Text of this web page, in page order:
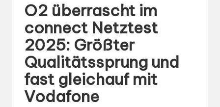
O2 überrascht im
connect Netztest
2025: Größter
Qualitätssprung und
fast gleichauf mit
Vodafone